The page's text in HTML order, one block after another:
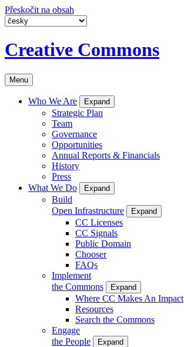
Přeskočit na obsah
Creative Commons
Menu
Who We Are Expand
Strategic Plan
Team
Governance
Opportunities
Annual Reports & Financials
History
Press
What We Do
Expand
Build
Open Infrastructure
Expand
CC Licenses
CC Signals
Public Domain
Chooser
FAQs
Implement
the Commons
Expand
Where CC Makes An Impact
Resources
Search the Commons
Engage
the People
Expand